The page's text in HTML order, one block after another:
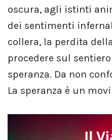
oscura, agli istinti
dei sentimenti
collera, la perdita
procedere sul
speranza. Da non
La speranza è un